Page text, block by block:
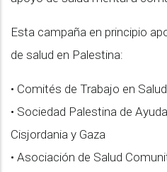
Esta campaña en principio
de salud en Palestina:
• Comités de Trabajo en
• Sociedad Palestina de
Cisjordania y Gaza
• Asociación de Salud